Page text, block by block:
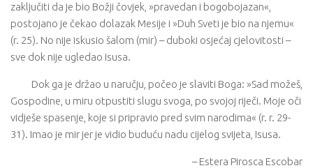
zaključiti da je bio Božji čovjek, »pravedan i bogobojazan«,
postojano je čekao dolazak Mesije i »Duh Sveti je bio na njemu«
(r. 25). No nije iskusio šalom (mir) – duboki osjećaj cjelovitosti –
sve dok nije ugledao Isusa.
Dok ga je držao u naručju, počeo je slaviti Boga: »Sad možeš,
Gospodine, u miru otpustiti slugu svoga, po svojoj riječi. Moje oči
vidješe spasenje, koje si pripravio pred svim narodima« (r. r. 29-
31). Imao je mir jer je vidio buduću nadu cijelog svijeta, Isusa.
– Estera Pirosca Escobar